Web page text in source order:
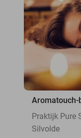
Aromatouch-
Praktijk Pure
Silvolde